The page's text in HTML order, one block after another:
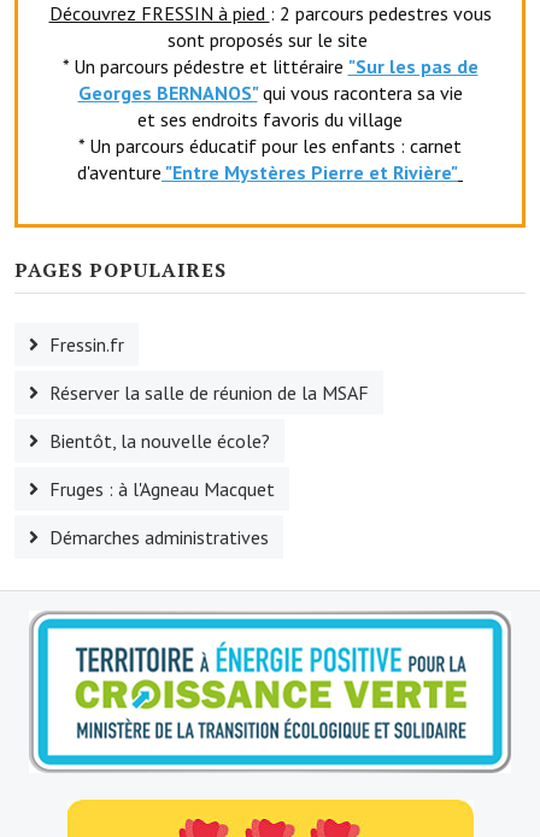
VILLE ACTIVE
Village culturel
La société musicale de l'Avenir Fressinois
La troupe théâtrale de l'Avenir Fressinois
Les Amis du Patrimoine
L'association du château
Le foyer de la Planquette
L'association des anciens sapeurs-pompiers volontaires
Village sportif
L'US Crequy Fressin
La société de chasse
La société de pêche
Découvrez FRESSIN à pied : 2 parcours pedestres vous
sont proposés sur le site
* Un parcours pédestre et littéraire "Sur les pas de
Georges BERNANOS" qui vous racontera sa vie
et ses endroits favoris du village
* Un parcours éducatif pour les enfants : carnet
d'aventure "Entre Mystères Pierre et Rivière"
PAGES POPULAIRES
Fressin.fr
Réserver la salle de réunion de la MSAF
Bientôt, la nouvelle école?
Fruges : à l'Agneau Macquet
Démarches administratives